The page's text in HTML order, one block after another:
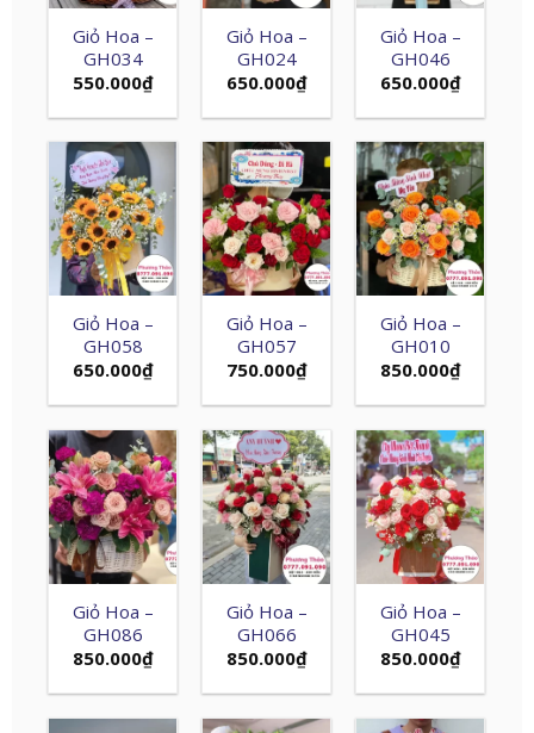
Giỏ Hoa –
GH034
550.000₫
Giỏ Hoa –
GH024
650.000₫
Giỏ Hoa –
GH046
650.000₫
Giỏ Hoa –
GH058
650.000₫
Giỏ Hoa –
GH057
750.000₫
Giỏ Hoa –
GH010
850.000₫
Giỏ Hoa –
GH086
850.000₫
Giỏ Hoa –
GH066
850.000₫
Giỏ Hoa –
GH045
850.000₫